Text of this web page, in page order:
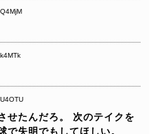
せたんだろ。
次のテイクを
で失明でもしてほしい。